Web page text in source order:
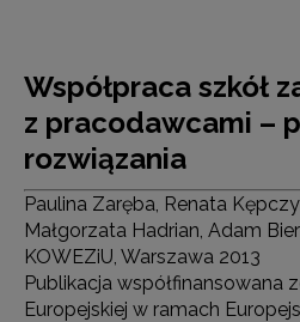
Współpraca szkół
z pracodawcami –
rozwiązania
Paulina Zaręba, Renata
Małgorzata Hadrian, Adam
KOWEZiU, Warszawa 2013
Publikacja współfinansowana
Europejskiej w ramach